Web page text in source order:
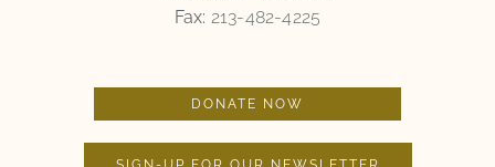
Fax: 213-482-4225
DONATE NOW